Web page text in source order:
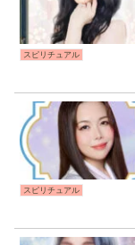
スピリチュアル
スピリチュアル